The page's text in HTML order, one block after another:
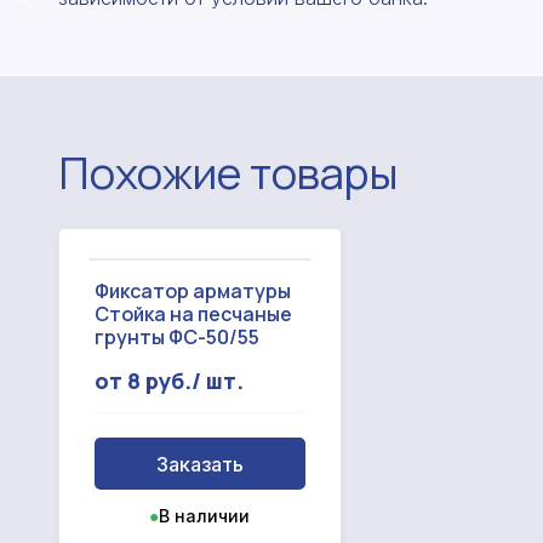
Похожие товары
Фиксатор арматуры
Стойка на песчаные
грунты ФС-50/55
от 8 руб./ шт.
Заказать
●В наличии